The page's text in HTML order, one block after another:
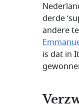
derde
andere
is dat in